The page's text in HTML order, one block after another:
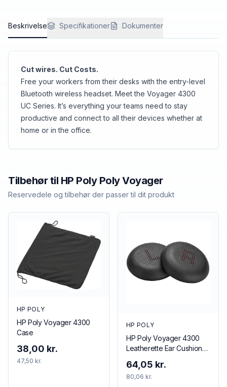
Beskrivelse Specifikationer Dokumenter
Cut wires. Cut Costs.
Free your workers from their desks with the entry-level
Bluetooth wireless headset. Meet the Voyager 4300
UC Series. It’s everything your teams need to stay
productive and connect to all their devices whether at
home or in the office.
Tilbehør til HP Poly Poly Voyager
Reservedele og tilbehør der passer til dit produkt
HP POLY
HP Poly Voyager 4300
Case
38,00 kr.
47,50 kr.
HP POLY
HP Poly Voyager 4300
Leatherette Ear Cushions
64,05 kr.
80,06 kr.